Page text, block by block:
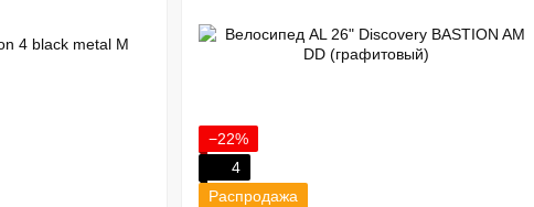
−22%
4
Распродажа